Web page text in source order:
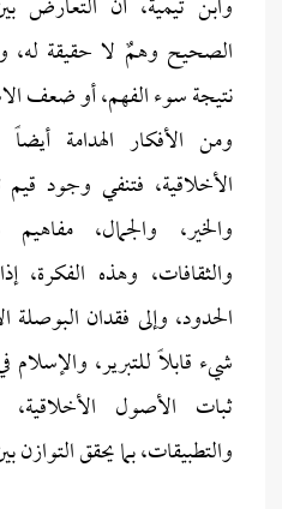
الصحيح وهمٌ لا حقيقة له،
نتيجة سوء الفهم، أو ضعف
ومن الأفكار الهدامة
الأخلاقية، فتنفي وجود
والخير، والجمال،
والثقافات، وهذه الفكرة،
الحدود، وإلى فقدان
شيء قابلاً للتبرير،
ثبات الأصول
والتطبيقات، بما يحقق التوازن